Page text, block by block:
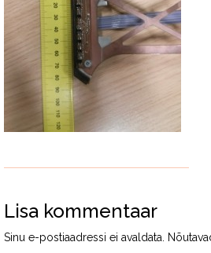
Lisa kommentaar
Sinu e-postiaadressi ei avaldata.